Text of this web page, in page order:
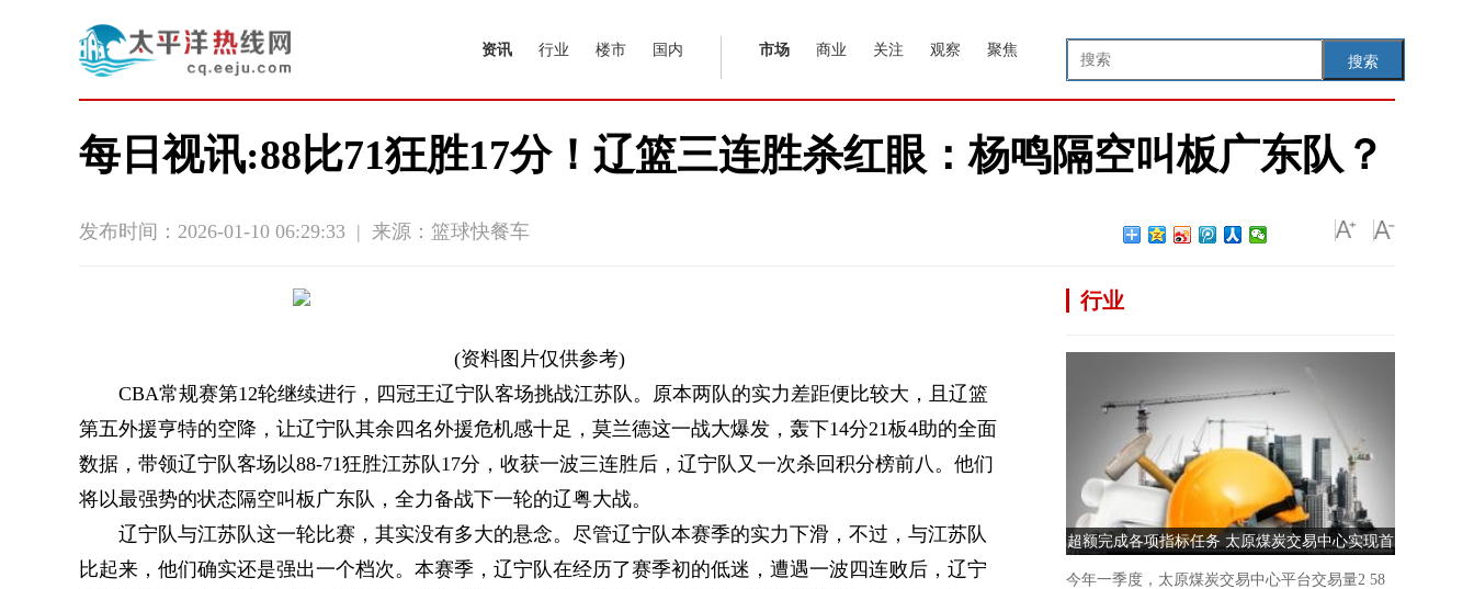
搜索
资讯 行业 楼市 国内 市场 商业 关注 观察 聚焦
每日视讯:88比71狂胜17分！辽篮三连胜杀红眼：杨鸣隔空叫板广东队？
发布时间：2026-01-10 06:29:33 | 来源：篮球快餐车
(资料图片仅供参考)
CBA常规赛第12轮继续进行，四冠王辽宁队客场挑战江苏队。原本两队的实力差距便比较大，且辽篮
第五外援亨特的空降，让辽宁队其余四名外援危机感十足，莫兰德这一战大爆发，轰下14分21板4助的全面
数据，带领辽宁队客场以88-71狂胜江苏队17分，收获一波三连胜后，辽宁队又一次杀回积分榜前八。他们
将以最强势的状态隔空叫板广东队，全力备战下一轮的辽粤大战。
辽宁队与江苏队这一轮比赛，其实没有多大的悬念。尽管辽宁队本赛季的实力下滑，不过，与江苏队
比起来，他们确实还是强出一个档次。本赛季，辽宁队在经历了赛季初的低迷，遭遇一波四连败后，辽宁
行业
超额完成各项指标任务 太原煤炭交易中心实现首
季“开门红”
今年一季度，太原煤炭交易中心平台交易量2 58